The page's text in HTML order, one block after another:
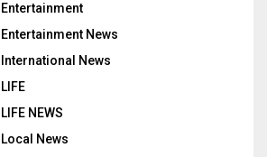
Entertainment
Entertainment News
International News
LIFE
LIFE NEWS
Local News